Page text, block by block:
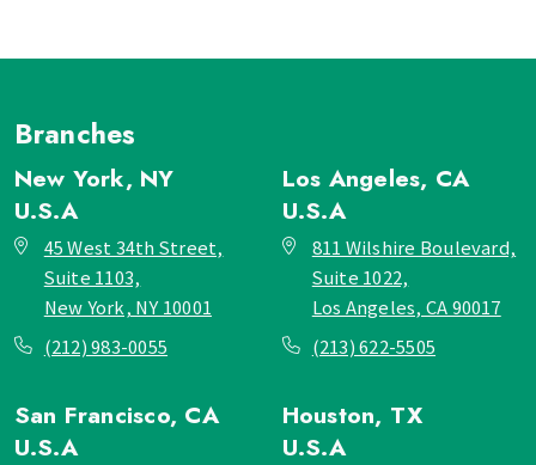
Branches
New York, NY
U.S.A
45 West 34th Street,
Suite 1103,
New York, NY 10001
(212) 983-0055
Los Angeles, CA
U.S.A
811 Wilshire Boulevard,
Suite 1022,
Los Angeles, CA 90017
(213) 622-5505
San Francisco, CA
U.S.A
Houston, TX
U.S.A